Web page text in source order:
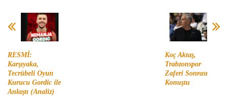
RESMİ:
Karşıyaka,
Tecrübeli Oyun
Kurucu Gordic ile
Anlaştı (Analiz)
Koç Aktaş,
Trabzonspor
Zaferi Sonrası
Konuştu